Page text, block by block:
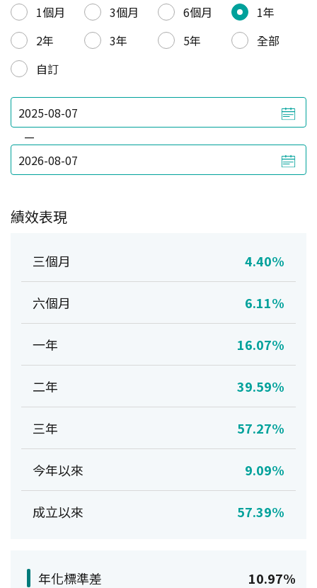
1個月
3個月 6個月
1年
2年
3年 5年
全部
自訂
—
績效表現
三個月 4.40%
六個月 6.11%
一年 16.07%
二年 39.59%
三年 57.27%
今年以來 9.09%
成立以來 57.39%
年化標準差 10.97%